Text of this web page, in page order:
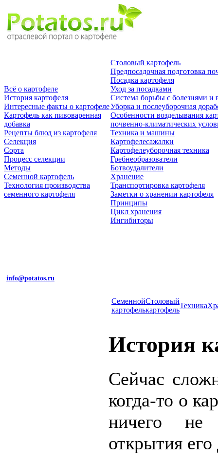
Всё о картофеле
История картофеля
Интересные факты о картофеле
Картофель как пивоваренная
добавка
Рецепты блюд из картофеля
Селекция
Сорта
Процесс селекции
Методы
Семенной картофель
Технология производства
семенного картофеля
Столовый картофель
Предпосадочная подготовка
Посадка картофеля
Уход за посадками
Система борьбы с болезнями и
Уборка и послеуборочная
Особенности возделывания
почвенно-климатических
Техника и машины
Картофелесажалки
Картофелеуборочная техника
Гребнеобразователи
Ботвоудалители
Хранение
Транспортировка картофеля
Заметки о хранении картофеля
Принципы
Цикл хранения
Ингибиторы
info@potatos.ru
Cеменной
картофель
Столовый
картофель
Техника
История
Сейчас
когда-то о
ничего
открытия